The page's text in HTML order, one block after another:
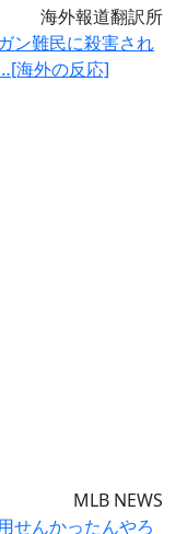
海外報道翻訳所
ン難民に殺害され
海外の反応]
MLB NEWS
せんかったんやろ